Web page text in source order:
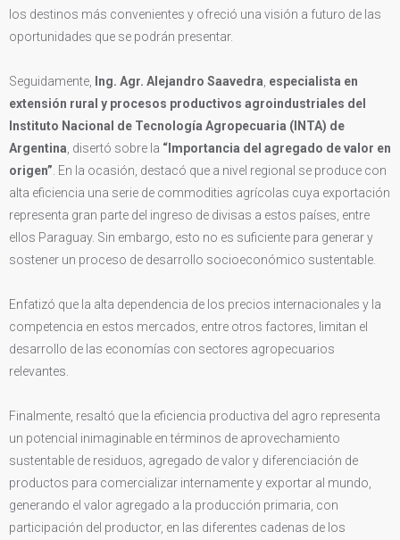
los destinos más convenientes y ofreció una visión a futuro de las
oportunidades que se podrán presentar.
Seguidamente, Ing. Agr. Alejandro Saavedra especialista en
extensión rural y procesos productivos agroindustriales del
Instituto Nacional de Tecnología Agropecuaria (INTA) de
Argentina , disertó sobre la “Importancia del agregado de valor en
origen” . En la ocasión, destacó que a nivel regional se produce con
alta eficiencia una serie de commodities agrícolas cuya exportación
representa gran parte del ingreso de divisas a estos países, entre
ellos Paraguay. Sin embargo, esto no es suficiente para generar y
sostener un proceso de desarrollo socioeconómico sustentable.
Enfatizó que la alta dependencia de los precios internacionales y la
competencia en estos mercados, entre otros factores, limitan el
desarrollo de las economías con sectores agropecuarios
relevantes.
Finalmente, resaltó que la eficiencia productiva del agro representa
un potencial inimaginable en términos de aprovechamiento
sustentable de residuos, agregado de valor y diferenciación de
productos para comercializar internamente y exportar al mundo,
generando el valor agregado a la producción primaria, con
participación del productor, en las diferentes cadenas de los